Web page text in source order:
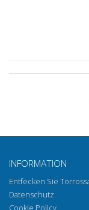
INFORMATION
Entfecken Sie
Datenschutz
Cookie Policy